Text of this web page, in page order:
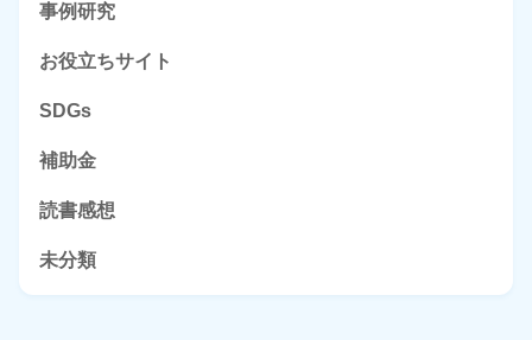
事例研究
お役立ちサイト
SDGs
補助金
読書感想
未分類